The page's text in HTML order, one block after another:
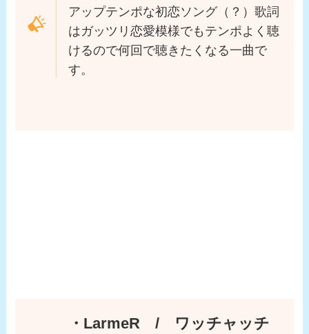
アップテンポな初恋ソング（？）歌詞
はガッツリ恋愛模様でもテンポよく聴
けるので何回で聴きたくなる一曲で
す。
・LarmeR / ワッチャッチ